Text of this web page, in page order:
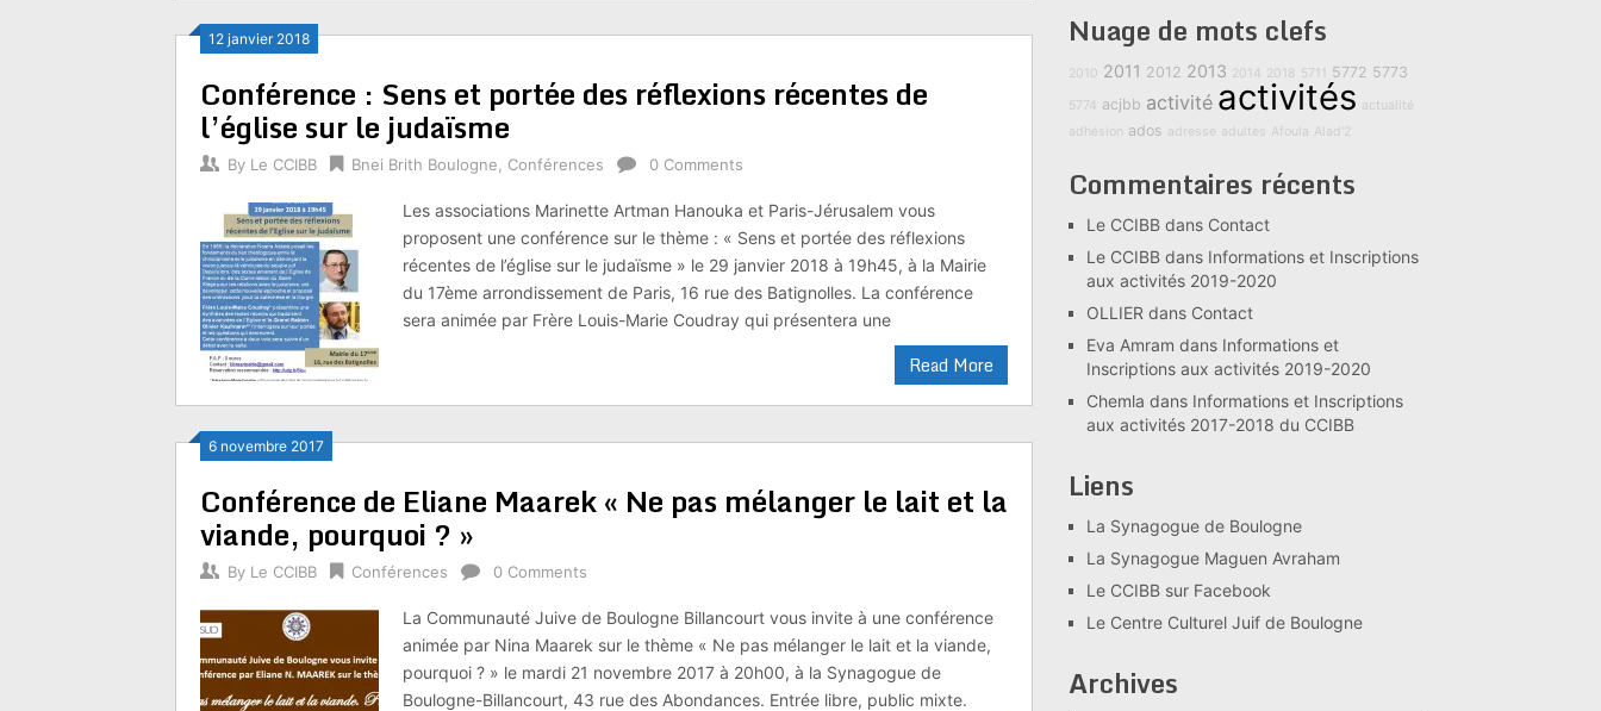
12 janvier 2018
Conférence : Sens et portée des réflexions récentes de
l’église sur le judaïsme
By Le CCIBB Bnei Brith Boulogne Conférences 0 Comments
Les associations Marinette Artman Hanouka et Paris-Jérusalem vous
proposent une conférence sur le thème : « Sens et portée des réflexions
récentes de l’église sur le judaïsme » le 29 janvier 2018 à 19h45, à la Mairie
du 17ème arrondissement de Paris, 16 rue des Batignolles. La conférence
sera animée par Frère Louis-Marie Coudray qui présentera une
Read More
6 novembre 2017
Conférence de Eliane Maarek « Ne pas mélanger le lait et la
viande, pourquoi ? »
By Le CCIBB Conférences 0 Comments
La Communauté Juive de Boulogne Billancourt vous invite à une conférence
animée par Nina Maarek sur le thème « Ne pas mélanger le lait et la viande,
pourquoi ? » le mardi 21 novembre 2017 à 20h00, à la Synagogue de
Boulogne-Billancourt, 43 rue des Abondances. Entrée libre, public mixte.
Nuage de mots clefs
2010 2011 2012 2013 2014 2018 5711 5772 5773
5774 acjbb activité activités actualité
adhésion ados adresse adultes Afoula Alad'2
Commentaires récents
Le CCIBB dans Contact
Le CCIBB dans Informations et Inscriptions
aux activités 2019-2020
OLLIER dans Contact
Eva Amram dans Informations et
Inscriptions aux activités 2019-2020
Chemla dans Informations et Inscriptions
aux activités 2017-2018 du CCIBB
Liens
La Synagogue de Boulogne
La Synagogue Maguen Avraham
Le CCIBB sur Facebook
Le Centre Culturel Juif de Boulogne
Archives